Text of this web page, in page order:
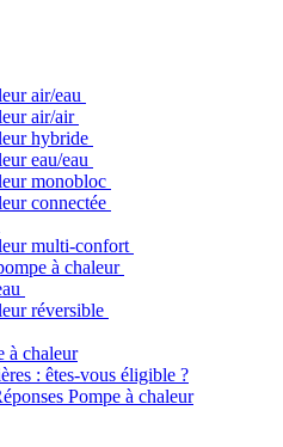
air/eau
air/air
hybride
eau/eau
monobloc
connectée
multi-confort
à chaleur
réversible
à chaleur
: êtes-vous éligible ?
Pompe à chaleur